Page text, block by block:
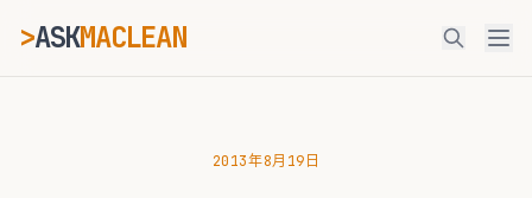
>ASKMACLEAN
2013年8月19日